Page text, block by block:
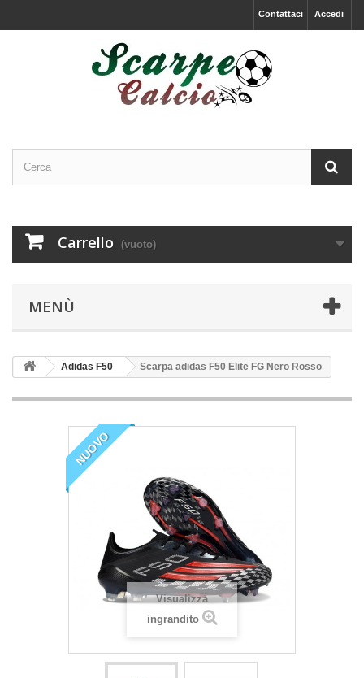
Accedi
Contattaci
Carrello (vuoto)
MENÙ
Adidas F50 Scarpa adidas F50 Elite FG Nero Rosso
NUOVO
Visualizza
ingrandito